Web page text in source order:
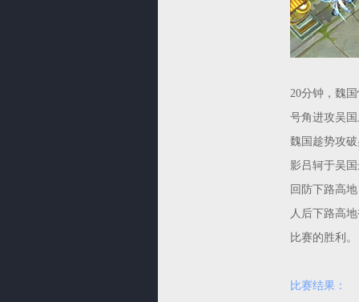
20分钟，魏
号角进攻吴
魏国趁势攻
影吕轲于吴
回防下路高
人后下路高
比赛的胜利。
比赛结果：